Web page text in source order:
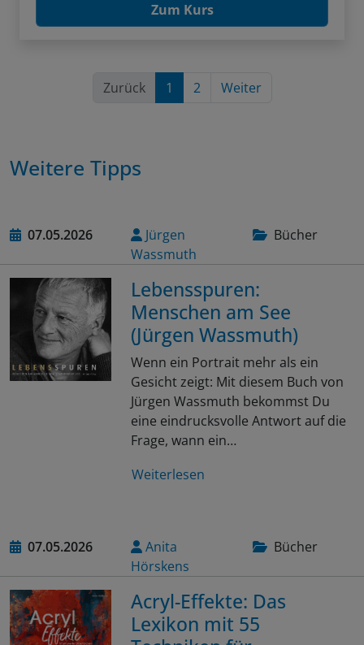
Zum Kurs
Zurück 1 2 Weiter
Weitere Tipps
07.05.2026
Jürgen
Wassmuth
Bücher
Lebensspuren:
Menschen am See
(Jürgen Wassmuth)
Wenn ein Portrait mehr als ein
Gesicht zeigt: Mit diesem Buch von
Jürgen Wassmuth bekommst Du
eine eindrucksvolle Antwort auf die
Frage, wann ein…
Weiterlesen
07.05.2026
Anita
Hörskens
Bücher
Acryl-Effekte: Das
Lexikon mit 55